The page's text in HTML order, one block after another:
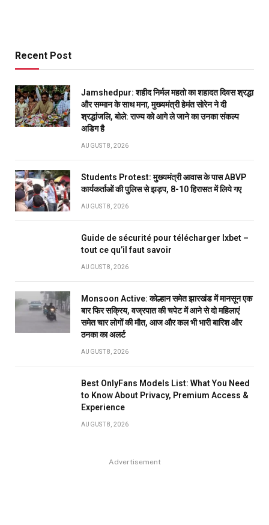
Recent Post
Jamshedpur: शहीद निर्मल महतो का शहादत दिवस श्रद्धा
और सम्मान के साथ मना, मुख्यमंत्री हेमंत सोरेन ने दी
श्रद्धांजलि, बोले: राज्य को आगे ले जाने का उनका संकल्प
अडिग है
AUGUST 8, 2026
Students Protest: मुख्यमंत्री आवास के पास ABVP
कार्यकर्ताओं की पुलिस से झड़प, 8-10 हिरासत में लिये गए
AUGUST 8, 2026
Guide de sécurité pour télécharger Ixbet –
tout ce qu’il faut savoir
AUGUST 8, 2026
Monsoon Active: कोल्हान समेत झारखंड में मानसून एक
बार फिर सक्रिय, वज्रपात की चपेट में आने से दो महिलाएं
समेत चार लोगों की मौत, आज और कल भी भारी बारिश और
ठनका का अलर्ट
AUGUST 8, 2026
Best OnlyFans Models List: What You Need
to Know About Privacy, Premium Access &
Experience
AUGUST 8, 2026
Advertisement